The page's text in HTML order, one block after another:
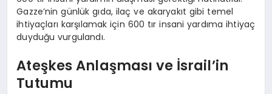
Gazze’nin günlük gıda, ilaç ve akaryakıt gibi temel
ihtiyaçları karşılamak için 600 tır insani yardıma ihtiyaç
duyduğu vurgulandı.
Ateşkes Anlaşması ve İsrail’in
Tutumu